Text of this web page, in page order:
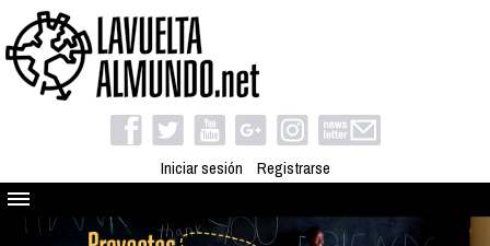
Iniciar sesión Registrarse
Quienes somos